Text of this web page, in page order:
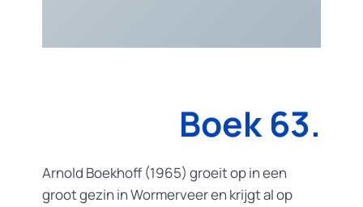
Boek 63.
Arnold Boekhoff (1965) groeit op in een
groot gezin in Wormerveer en krijgt al op